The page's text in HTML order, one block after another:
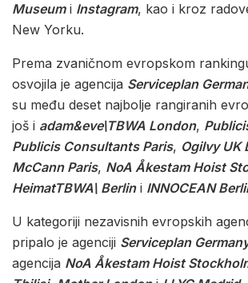
Museumi Instagram, kao i kroz
New Yorku.
Prema zvaničnom evropskom
osvojila je agencija Serviceplan
su među deset najbolje rangiranih
još i adam&eve\TBWA London,
Publicis Consultants Paris, Ogilvy UK
McCann Paris, NoA Åkestam Hoist
HeimatTBWA\ Berlini INNOCEAN
U kategoriji nezavisnih evropskih
pripalo je agenciji Serviceplan
agencija NoA Åkestam Hoist